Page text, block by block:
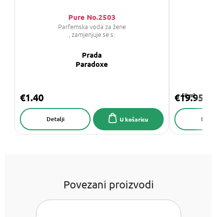
Pure No.2503
Parfemska voda za žene
, zamjenjuje se s:
Prada
Paradoxe
€1.40
U košaricu
Detalji
50 ml
€19.95
Povezani proizvodi